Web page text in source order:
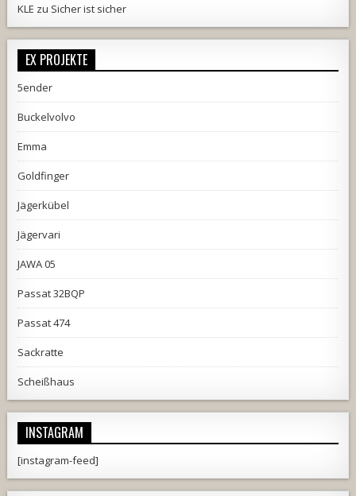
KLE zu Sicher ist sicher
EX PROJEKTE
5ender
Buckelvolvo
Emma
Goldfinger
Jägerkübel
Jägervari
JAWA 05
Passat 32BQP
Passat 474
Sackratte
Scheißhaus
INSTAGRAM
[instagram-feed]